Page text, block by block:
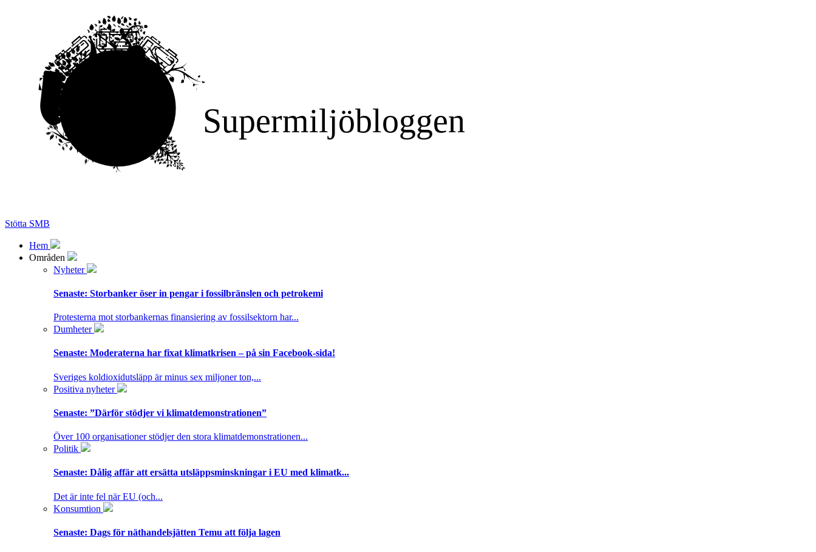
Supermiljöbloggen
Stötta SMB
Hem
Områden
Nyheter
Senaste: Storbanker öser in pengar i fossilbränslen och petrokemi
Protesterna mot storbankernas finansiering av fossilsektorn har...
Dumheter
Senaste: Moderaterna har fixat klimatkrisen – på sin Facebook-sida!
Sveriges koldioxidutsläpp är minus sex miljoner ton,...
Positiva nyheter
Senaste: ”Därför stödjer vi klimatdemonstrationen”
Över 100 organisationer stödjer den stora klimatdemonstrationen...
Politik
Senaste: Dålig affär att ersätta utsläppsminskningar i EU med klimatk...
Det är inte fel när EU (och...
Konsumtion
Senaste: Dags för näthandelsjätten Temu att följa lagen